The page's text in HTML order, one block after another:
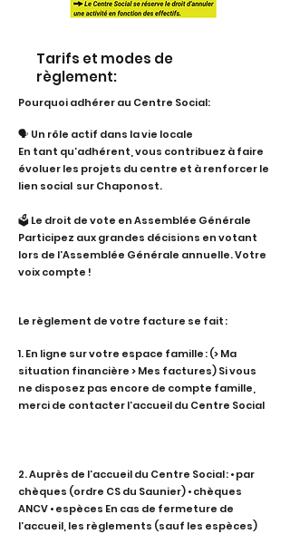
Tarifs et modes de
règlement:
Pourquoi adhérer au Centre Social:
🗣️ Un rôle actif dans la vie locale
En tant qu’adhérent, vous contribuez à faire
évoluer les projets du centre et à renforcer le
lien social sur Chaponost.
🗳️ Le droit de vote en Assemblée Générale
Participez aux grandes décisions en votant
lors de l’Assemblée Générale annuelle. Votre
voix compte !
​​Le règlement de votre facture se fait :
1. En ligne sur votre espace famille : (> Ma
situation financière > Mes factures) Si vous
ne disposez pas encore de compte famille,
merci de contacter l’accueil du Centre Social
2. Auprès de l’accueil du Centre Social : • par
chèques (ordre CS du Saunier) • chèques
ANCV • espèces En cas de fermeture de
l’accueil, les règlements (sauf les espèces)